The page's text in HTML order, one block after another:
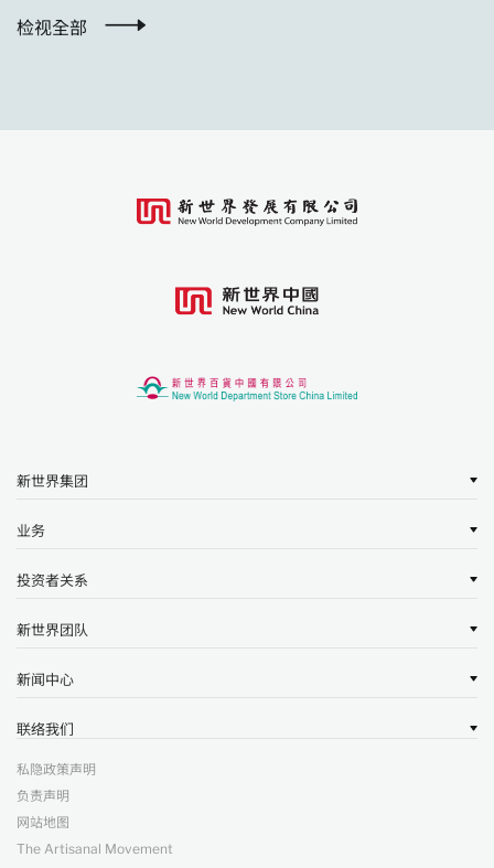
检视全部
新世界集团
业务
投资者关系
新世界团队
新闻中心
联络我们
私隐政策声明
负责声明
网站地图
The Artisanal Movement